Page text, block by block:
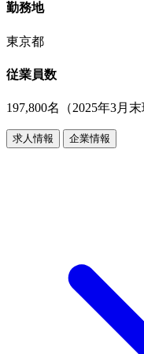
勤務地
東京都
従業員数
197,800名（2025年3月
求人情報 企業情報